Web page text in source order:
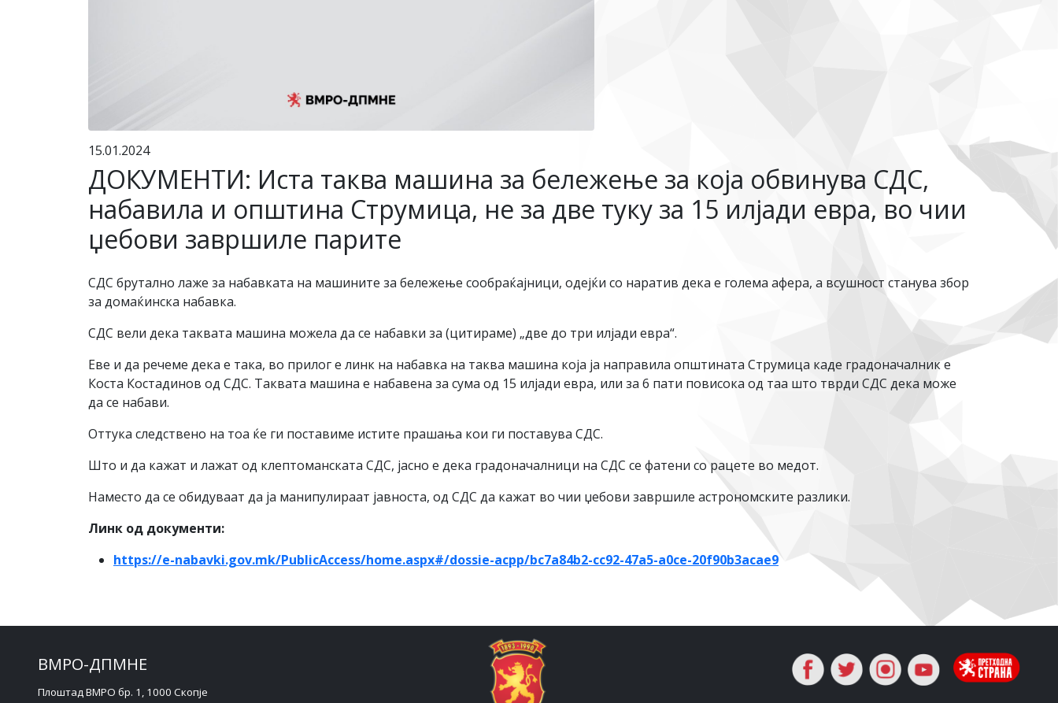
15.01.2024
ДОКУМЕНТИ: Иста таква машина за бележење за која обвинува СДС,
набавила и општина Струмица, не за две туку за 15 илјади евра, во чии
џебови завршиле парите
СДС брутално лаже за набавката на машините за бележење сообраќајници, одејќи со наратив дека е голема афера, а всушност станува збор
за домаќинска набавка.
СДС вели дека таквата машина можела да се набавки за (цитираме) „две до три илјади евра“.
Еве и да речеме дека е така, во прилог е линк на набавка на таква машина која ја направила општината Струмица каде градоначалник е
Коста Костадинов од СДС. Таквата машина е набавена за сума од 15 илјади евра, или за 6 пати повисока од таа што тврди СДС дека може
да се набави.
Оттука следствено на тоа ќе ги поставиме истите прашања кои ги поставува СДС.
Што и да кажат и лажат од клептоманската СДС, јасно е дека градоначалници на СДС се фатени со рацете во медот.
Наместо да се обидуваат да ја манипулираат јавноста, од СДС да кажат во чии џебови завршиле астрономските разлики.
Линк од документи:
https://e-nabavki.gov.mk/PublicAccess/home.aspx#/dossie-acpp/bc7a84b2-cc92-47a5-a0ce-20f90b3acae9
ВМРО-ДПМНЕ
Плоштад ВМРО бр. 1, 1000 Скопје